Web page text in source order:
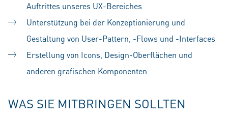
Auftrittes unseres UX-Bereiches
Unterstützung bei der Konzeptionierung und
Gestaltung von User-Pattern, -Flows und -Interfaces
Erstellung von Icons, Design-Oberflächen und
anderen grafischen Komponenten
WAS SIE MITBRINGEN SOLLTEN